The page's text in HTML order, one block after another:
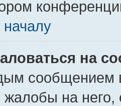
началу
на
сообщением
жалобы на